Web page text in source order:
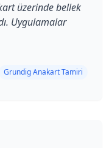
üzerinde bellek
Uygulamalar
Grundig Anakart Tamiri